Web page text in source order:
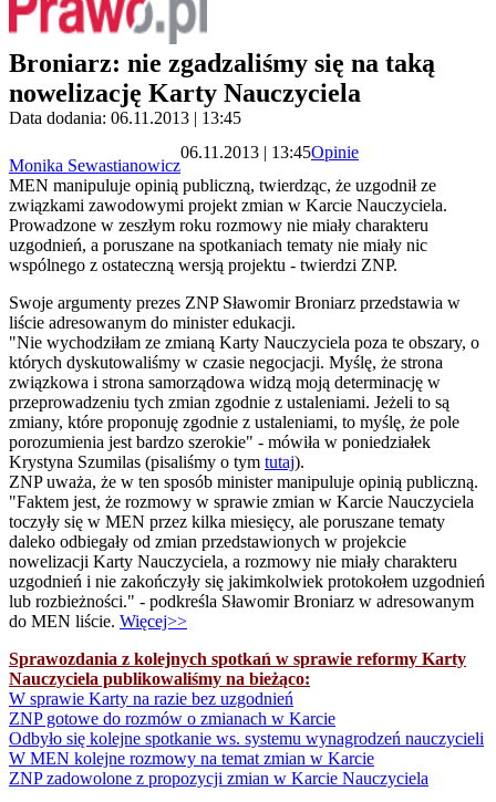
Broniarz: nie zgadzaliśmy się na taką
nowelizację Karty Nauczyciela
Data dodania: 06.11.2013 | 13:45
Monika Sewastianowicz
06.11.2013 | 13:45Opinie
MEN manipuluje opinią publiczną, twierdząc, że uzgodnił ze
związkami zawodowymi projekt zmian w Karcie Nauczyciela.
Prowadzone w zeszłym roku rozmowy nie miały charakteru
uzgodnień, a poruszane na spotkaniach tematy nie miały nic
wspólnego z ostateczną wersją projektu - twierdzi ZNP.
Swoje argumenty prezes ZNP Sławomir Broniarz przedstawia w
liście adresowanym do minister edukacji.
"Nie wychodziłam ze zmianą Karty Nauczyciela poza te obszary, o
których dyskutowaliśmy w czasie negocjacji. Myślę, że strona
związkowa i strona samorządowa widzą moją determinację w
przeprowadzeniu tych zmian zgodnie z ustaleniami. Jeżeli to są
zmiany, które proponuję zgodnie z ustaleniami, to myślę, że pole
porozumienia jest bardzo szerokie" - mówiła w poniedziałek
Krystyna Szumilas (pisaliśmy o tym tutaj).
ZNP uważa, że w ten sposób minister manipuluje opinią publiczną.
"Faktem jest, że rozmowy w sprawie zmian w Karcie Nauczyciela
toczyły się w MEN przez kilka miesięcy, ale poruszane tematy
daleko odbiegały od zmian przedstawionych w projekcie
nowelizacji Karty Nauczyciela, a rozmowy nie miały charakteru
uzgodnień i nie zakończyły się jakimkolwiek protokołem uzgodnień
lub rozbieżności." - podkreśla Sławomir Broniarz w adresowanym
do MEN liście. Więcej>>
Sprawozdania z kolejnych spotkań w sprawie reformy Karty
Nauczyciela publikowaliśmy na bieżąco:
W sprawie Karty na razie bez uzgodnień
ZNP gotowe do rozmów o zmianach w Karcie
Odbyło się kolejne spotkanie ws. systemu wynagrodzeń nauczycieli
W MEN kolejne rozmowy na temat zmian w Karcie
ZNP zadowolone z propozycji zmian w Karcie Nauczyciela